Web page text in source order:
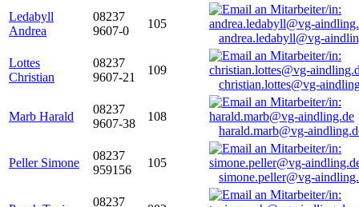
Ledabyll
Andrea
08237
9607-0
105
andrea.ledabyll@vg-
Lottes
Christian
08237
9607-21
109
christian.lottes@vg-
Marb Harald
08237
9607-38
108
harald.marb@vg-
Peller Simone
08237
959156
105
simone.peller@vg-
08237